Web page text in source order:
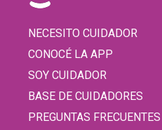
NECESITO CUIDADOR
CONOCÉ LA APP
SOY CUIDADOR
BASE DE CUIDADORES
PREGUNTAS FRECUENTES